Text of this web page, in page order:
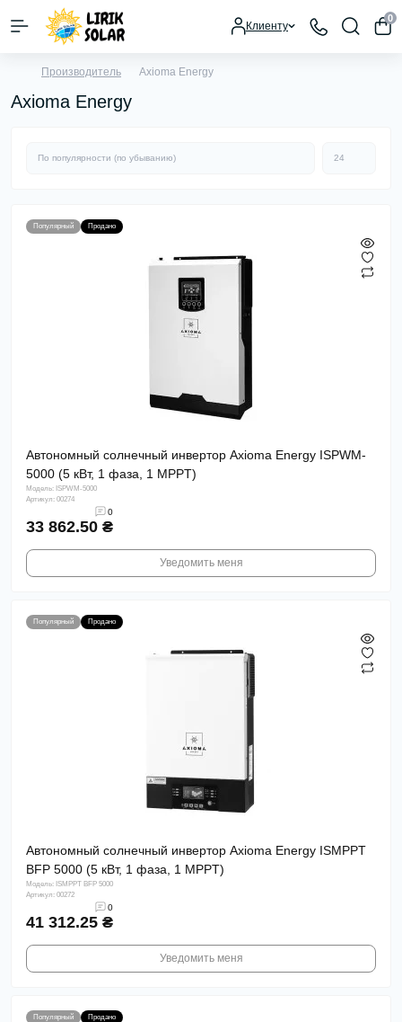
Клиенту
0
Производитель Axioma Energy
Axioma Energy
Популярный Продано
Автономный солнечный инвертор Axioma Energy ISPWM-
5000 (5 кВт, 1 фаза, 1 MPPT)
Модель: ISPWM-5000
Артикул: 00274
0
33 862.50 ₴
Уведомить меня
Популярный Продано
Автономный солнечный инвертор Axioma Energy ISMPPT
BFР 5000 (5 кВт, 1 фаза, 1 MPPT)
Модель: ISMPPT BFР 5000
Артикул: 00272
0
41 312.25 ₴
Уведомить меня
Популярный Продано